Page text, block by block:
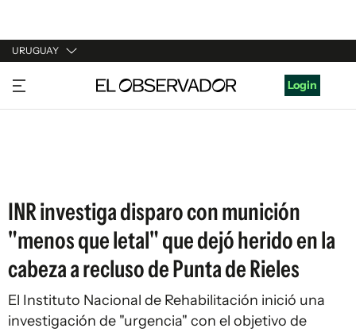
URUGUAY
URUGUAY
ARGENTINA
Login
INR investiga disparo con munición
"menos que letal" que dejó herido en la
cabeza a recluso de Punta de Rieles
El Instituto Nacional de Rehabilitación inició una
investigación de "urgencia" con el objetivo de